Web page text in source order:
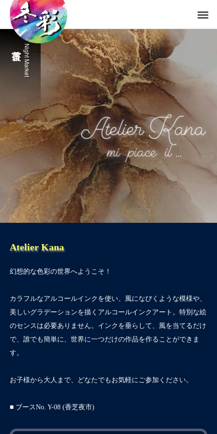
Night Market
Atelier Kana
幻想的な色彩の世界へようこそ！
カラフルなアルコールインクを使い、風になびくような模様や、
美しいグラデーションを描くアルコールインクアート。特別な絵
のセンスは必要ありません。インクを垂らして、風を当てるだけ
で、誰でも簡単に、世界に一つだけの作品を作ることができま
す。
お子様から大人まで、どなたでもお気軽にご参加ください。
■ ブースNo. Y-08 (香芝夜市)